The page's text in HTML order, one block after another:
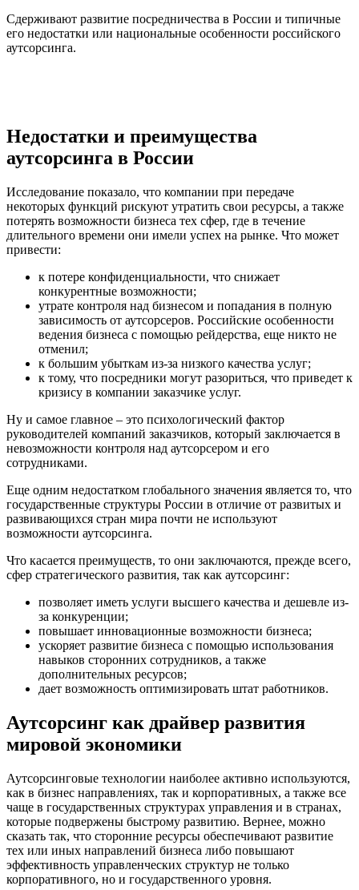
Сдерживают развитие посредничества в России и типичные
его недостатки или национальные особенности российского
аутсорсинга.
Недостатки и преимущества
аутсорсинга в России
Исследование показало, что компании при передаче
некоторых функций рискуют утратить свои ресурсы, а также
потерять возможности бизнеса тех сфер, где в течение
длительного времени они имели успех на рынке. Что может
привести:
к потере конфиденциальности, что снижает
конкурентные возможности;
утрате контроля над бизнесом и попадания в полную
зависимость от аутсорсеров. Российские особенности
ведения бизнеса с помощью рейдерства, еще никто не
отменил;
к большим убыткам из-за низкого качества услуг;
к тому, что посредники могут разориться, что приведет к
кризису в компании заказчике услуг.
Ну и самое главное – это психологический фактор
руководителей компаний заказчиков, который заключается в
невозможности контроля над аутсорсером и его
сотрудниками.
Еще одним недостатком глобального значения является то, что
государственные структуры России в отличие от развитых и
развивающихся стран мира почти не используют
возможности аутсорсинга.
Что касается преимуществ, то они заключаются, прежде всего,
сфер стратегического развития, так как аутсорсинг:
позволяет иметь услуги высшего качества и дешевле из-
за конкуренции;
повышает инновационные возможности бизнеса;
ускоряет развитие бизнеса с помощью использования
навыков сторонних сотрудников, а также
дополнительных ресурсов;
дает возможность оптимизировать штат работников.
Аутсорсинг как драйвер развития
мировой экономики
Аутсорсинговые технологии наиболее активно используются,
как в бизнес направлениях, так и корпоративных, а также все
чаще в государственных структурах управления и в странах,
которые подвержены быстрому развитию. Вернее, можно
сказать так, что сторонние ресурсы обеспечивают развитие
тех или иных направлений бизнеса либо повышают
эффективность управленческих структур не только
корпоративного, но и государственного уровня.